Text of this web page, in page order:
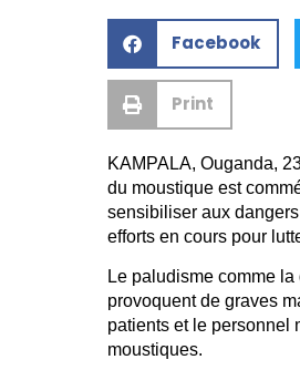
Facebook
Print
KAMPALA, Ouganda,
du moustique est
sensibiliser aux
efforts en cours pour
Le paludisme comme
provoquent de graves
patients et le personnel
moustiques.